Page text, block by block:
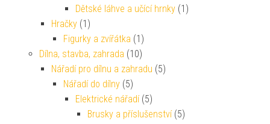
Dětské láhve a učící hrnky (1)
Hračky (1)
Figurky a zvířátka (1)
Dílna, stavba, zahrada (10)
Nářadí pro dílnu a zahradu (5)
Nářadí do dílny (5)
Elektrické nářadí (5)
Brusky a příslušenství (5)